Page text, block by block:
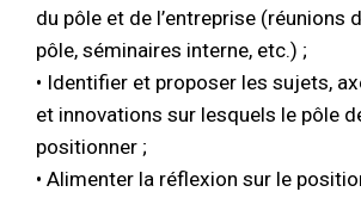
du pôle et de l’entreprise (réunions
pôle, séminaires interne, etc.) ;
• Identifier et proposer les sujets,
et innovations sur lesquels le pôle
positionner ;
• Alimenter la réflexion sur le